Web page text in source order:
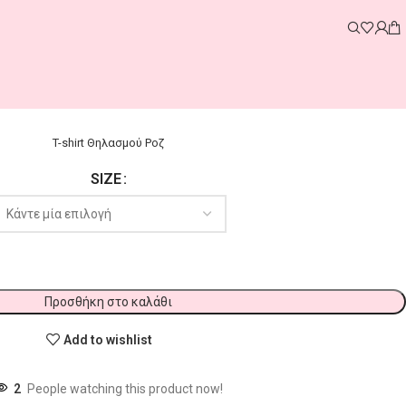
T-shirt Θηλασμού Ροζ
SIZE
Προσθήκη στο καλάθι
Add to wishlist
2 People watching this product now!